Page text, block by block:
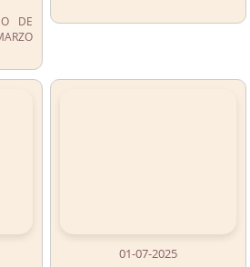
DE
01-07-2025